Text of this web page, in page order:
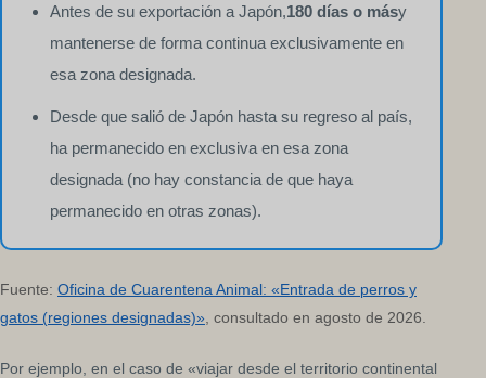
Antes de su exportación a Japón,180 días o másy
mantenerse de forma continua exclusivamente en
esa zona designada.
Desde que salió de Japón hasta su regreso al país,
ha permanecido en exclusiva en esa zona
designada (no hay constancia de que haya
permanecido en otras zonas).
Fuente: Oficina de Cuarentena Animal: «Entrada de perros y
gatos (regiones designadas)» , consultado en agosto de 2026.
Por ejemplo, en el caso de «viajar desde el territorio continental